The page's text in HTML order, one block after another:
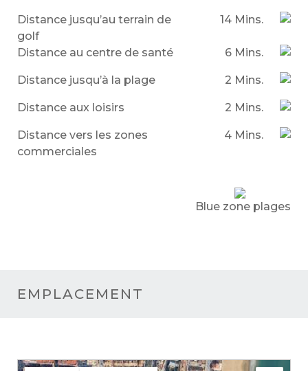
Distance jusqu’au terrain de
golf
14 Mins.
Distance au centre de santé 6 Mins.
Distance jusqu’à la plage 2 Mins.
Distance aux loisirs 2 Mins.
Distance vers les zones
commerciales
4 Mins.
Blue zone plages
EMPLACEMENT